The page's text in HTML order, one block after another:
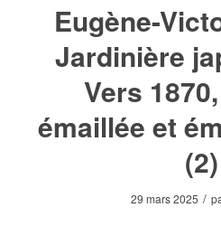
Eugène-
Jardinière
Vers
émaillée et
(2)
29 mars 2025 /